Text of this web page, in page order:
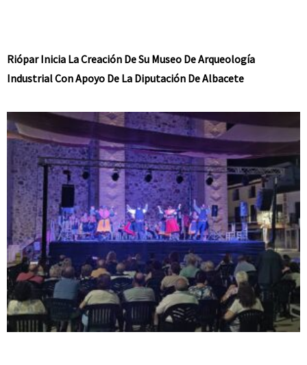
Riópar Inicia La Creación De Su Museo De Arqueología
Industrial Con Apoyo De La Diputación De Albacete